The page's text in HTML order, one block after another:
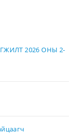
2026 ОНЫ 2-